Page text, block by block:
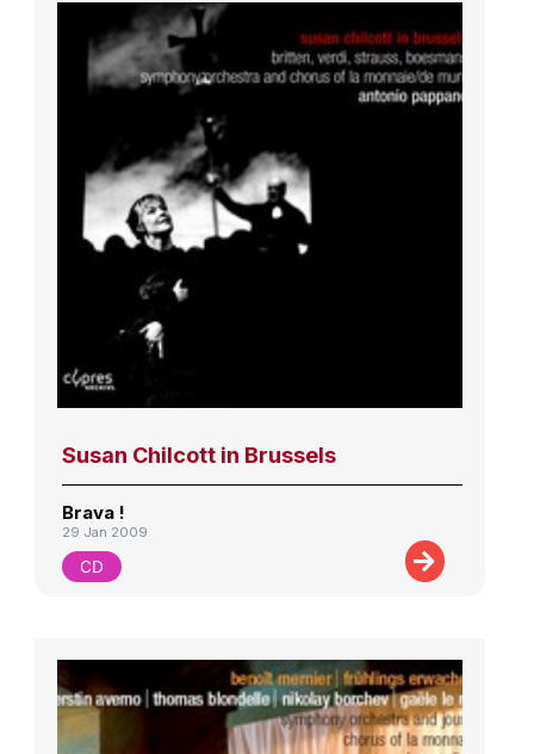
Susan Chilcott in Brussels
Brava !
29 Jan 2009
CD